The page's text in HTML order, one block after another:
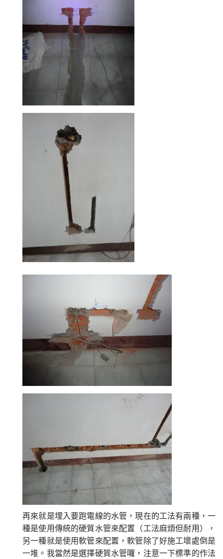
再來就是埋入要跑電線的水管，現在的工法有兩種，一
種是使用傳統的硬質水管來配置（工法麻煩但耐用），
另一種就是使用軟管來配置，軟管除了好施工壞處倒是
一堆。我當然是選擇硬質水管囉，注意一下標準的作法